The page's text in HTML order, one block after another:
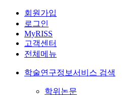
회원가입
로그인
MyRISS
고객센터
전체메뉴
학술연구정보서비스 검색
학위논문